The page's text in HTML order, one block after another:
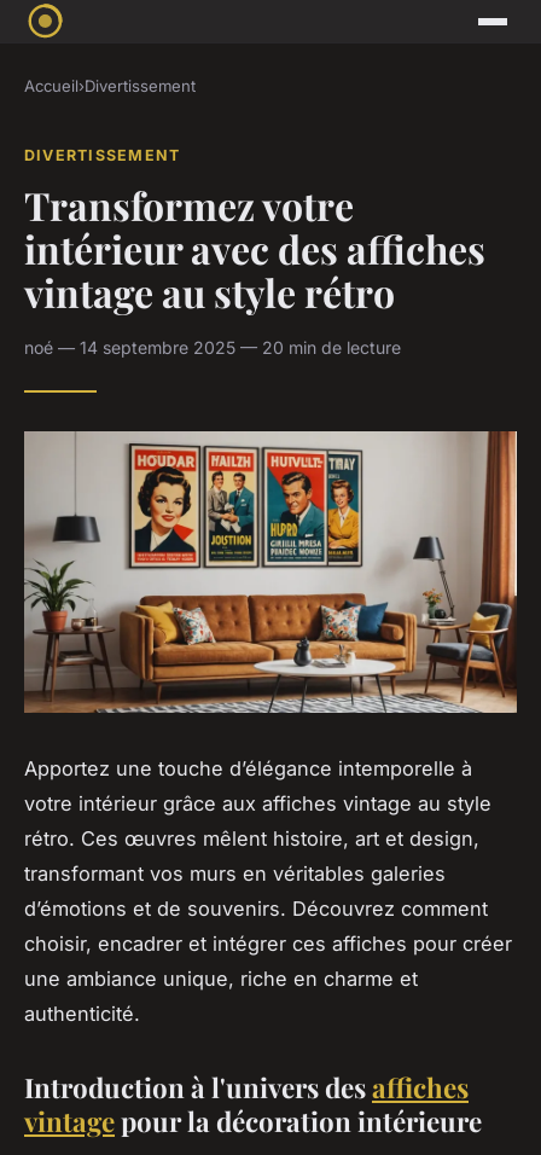
Accueil›Divertissement
DIVERTISSEMENT
Transformez votre
intérieur avec des affiches
vintage au style rétro
noé — 14 septembre 2025 — 20 min de lecture
Apportez une touche d’élégance intemporelle à
votre intérieur grâce aux affiches vintage au style
rétro. Ces œuvres mêlent histoire, art et design,
transformant vos murs en véritables galeries
d’émotions et de souvenirs. Découvrez comment
choisir, encadrer et intégrer ces affiches pour créer
une ambiance unique, riche en charme et
authenticité.
Introduction à l'univers desaffiches
vintagepour la décoration intérieure